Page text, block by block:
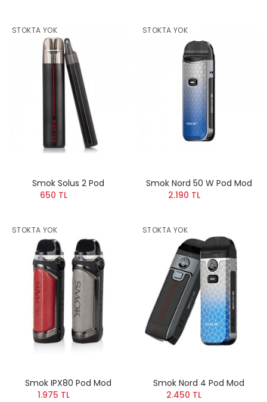
STOKTA YOK
Smok Solus 2 Pod
650 TL
STOKTA YOK
Smok Nord 50 W Pod Mod
2.190 TL
STOKTA YOK
Smok IPX80 Pod Mod
1.975 TL
STOKTA YOK
Smok Nord 4 Pod Mod
2.450 TL